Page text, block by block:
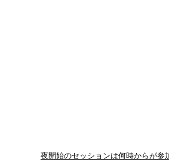
夜開始のセッションは何時からが参